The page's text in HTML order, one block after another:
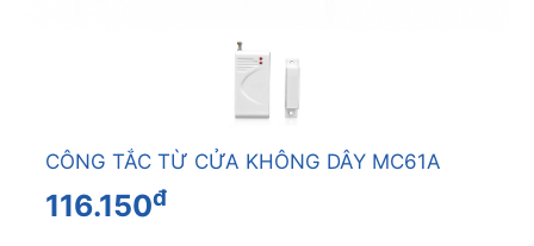
CÔNG TẮC TỪ CỬA KHÔNG DÂY MC61A
116.150đ